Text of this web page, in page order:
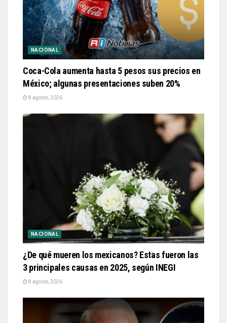
NACIONAL
Coca-Cola aumenta hasta 5 pesos sus precios en
México; algunas presentaciones suben 20%
8 agosto, 2026
NACIONAL
¿De qué mueren los mexicanos? Estas fueron las
3 principales causas en 2025, según INEGI
8 agosto, 2026